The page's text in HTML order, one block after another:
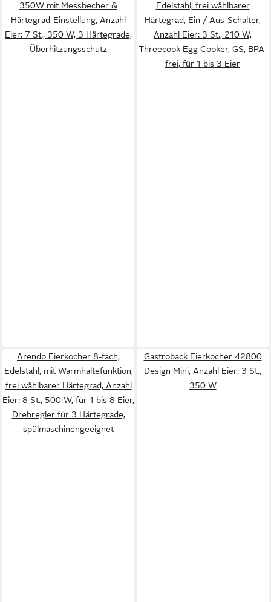
350W mit Messbecher &
Härtegrad-Einstellung, Anzahl
Eier: 7 St., 350 W, 3 Härtegrade,
Überhitzungsschutz
Edelstahl, frei wählbarer
Härtegrad, Ein / Aus-Schalter,
Anzahl Eier: 3 St., 210 W,
Threecook Egg Cooker, GS, BPA-
frei, für 1 bis 3 Eier
Arendo Eierkocher 8-fach,
Edelstahl, mit Warmhaltefunktion,
frei wählbarer Härtegrad, Anzahl
Eier: 8 St., 500 W, für 1 bis 8 Eier,
Drehregler für 3 Härtegrade,
spülmaschinengeeignet
Gastroback Eierkocher 42800
Design Mini, Anzahl Eier: 3 St.,
350 W